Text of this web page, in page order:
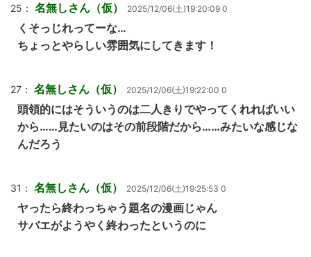
25： 名無しさん（仮） 2025/12/06(土)19:20:09 0
くそっじれってーな…
ちょっとやらしい雰囲気にしてきます！
27： 名無しさん（仮） 2025/12/06(土)19:22:00 0
頭領的にはそういうのは二人きりでやってくれればいい
から……見たいのはその前段階だから……みたいな感じな
んだろう
31： 名無しさん（仮） 2025/12/06(土)19:25:53 0
ヤったら終わっちゃう題名の漫画じゃん
サバエがようやく終わったというのに